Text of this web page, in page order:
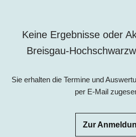
Keine Ergebnisse oder
Breisgau-
Sie erhalten die Termine und
per E-Mail
Zur